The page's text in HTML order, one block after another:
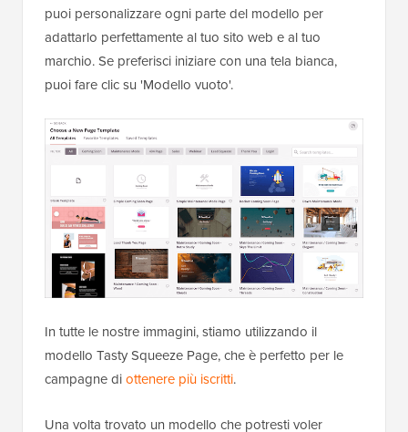
puoi personalizzare ogni parte del modello per
adattarlo perfettamente al tuo sito web e al tuo
marchio. Se preferisci iniziare con una tela bianca,
puoi fare clic su 'Modello vuoto'.
In tutte le nostre immagini, stiamo utilizzando il
modello Tasty Squeeze Page, che è perfetto per le
campagne diottenere più iscritti.
Una volta trovato un modello che potresti voler